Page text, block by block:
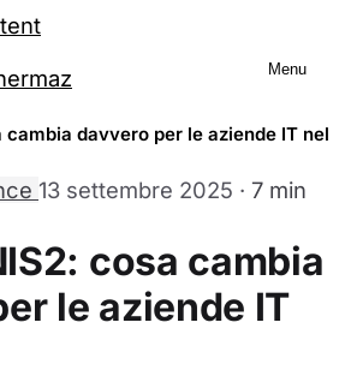
Menu
cambia davvero per le aziende IT nel
13 settembre 2025 · 7 min
cosa cambia
le aziende IT
Cookie
di abilitare o disabilitare
sono essenziali per il funzionamento del